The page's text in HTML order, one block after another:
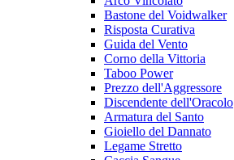
Bastone del Voidwalker
Risposta Curativa
Guida del Vento
Corno della Vittoria
Taboo Power
Prezzo dell'Aggressore
Discendente dell'Oracolo
Armatura del Santo
Gioiello del Dannato
Legame Stretto